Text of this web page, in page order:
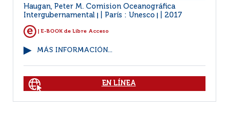
Haugan, Peter M. Comision Oceanográfica
Intergubernamental
París : Unesco 2017
| E-BOOK de Libre Acceso
MÁS INFORMACIÓN...
EN LÍNEA